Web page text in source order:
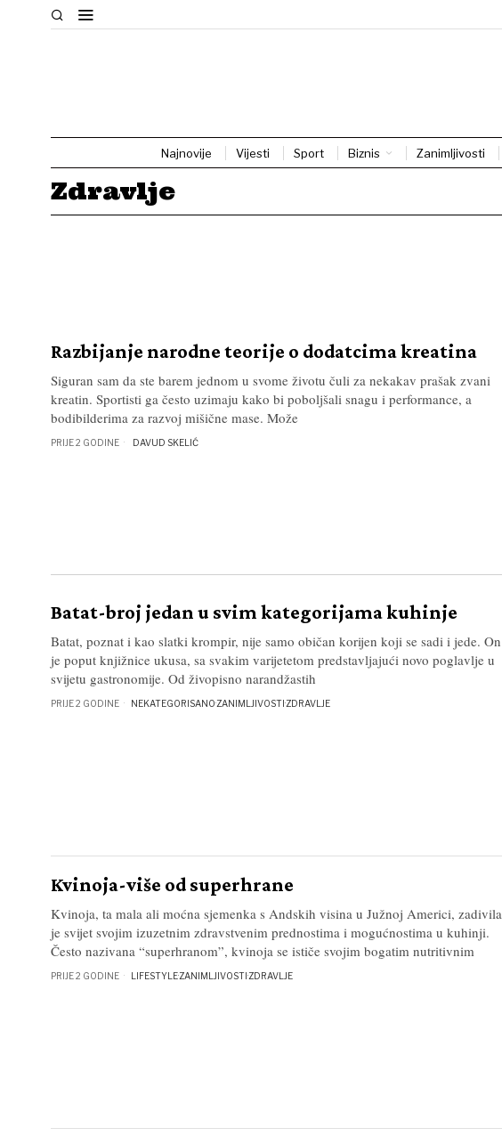
Najnovije Vijesti Sport Biznis Zanimljivosti
Zdravlje
Razbijanje narodne teorije o dodatcima kreatina
Siguran sam da ste barem jednom u svome životu čuli za nekakav prašak zvani
kreatin. Sportisti ga često uzimaju kako bi poboljšali snagu i performance, a
bodibilderima za razvoj mišične mase. Može
PRIJE 2 GODINE DAVUD SKELIĆ
Batat-broj jedan u svim kategorijama kuhinje
Batat, poznat i kao slatki krompir, nije samo običan korijen koji se sadi i jede. On
je poput knjižnice ukusa, sa svakim varijetetom predstavljajući novo poglavlje u
svijetu gastronomije. Od živopisno narandžastih
PRIJE 2 GODINE NEKATEGORISANO·ZANIMLJIVOSTI·ZDRAVLJE
Kvinoja-više od superhrane
Kvinoja, ta mala ali moćna sjemenka s Andskih visina u Južnoj Americi, zadivila
je svijet svojim izuzetnim zdravstvenim prednostima i mogućnostima u kuhinji.
Često nazivana “superhranom”, kvinoja se ističe svojim bogatim nutritivnim
PRIJE 2 GODINE LIFESTYLE·ZANIMLJIVOSTI·ZDRAVLJE